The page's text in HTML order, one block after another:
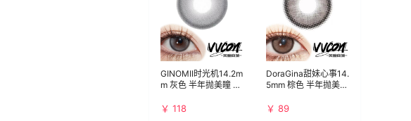
GINOMII时光机14.2m
m 灰色 半年抛美瞳 水
￥ 118
DoraGina甜妹心事14.
5mm 棕色 半年抛美瞳
￥ 89